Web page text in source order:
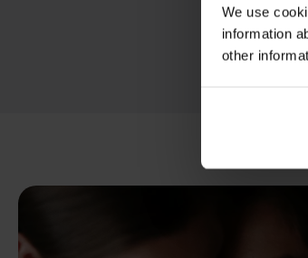
We use
information
other